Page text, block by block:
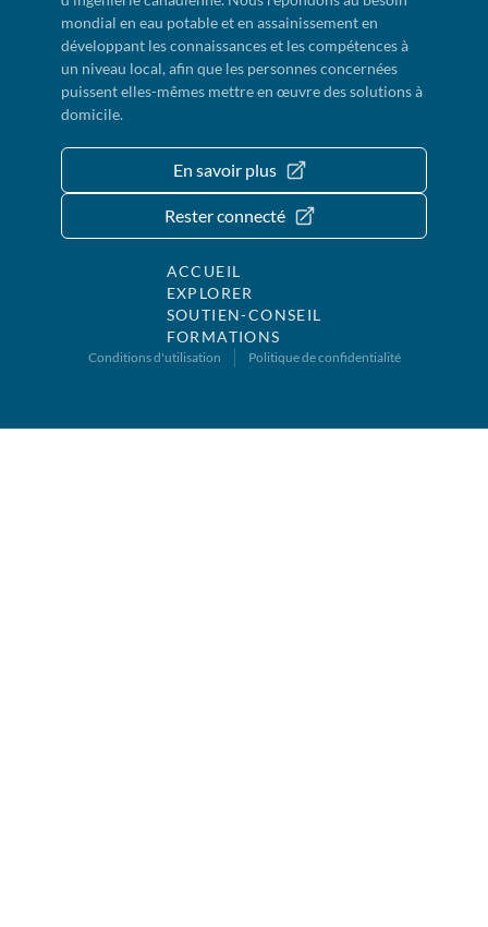
mondial en eau potable et en assainissement en
développant les connaissances et les compétences à
un niveau local, afin que les personnes concernées
puissent elles-mêmes mettre en œuvre des solutions à
domicile.
En savoir plus
Rester connecté
ACCUEIL
EXPLORER
SOUTIEN-CONSEIL
FORMATIONS
Conditions d'utilisation Politique de confidentialité